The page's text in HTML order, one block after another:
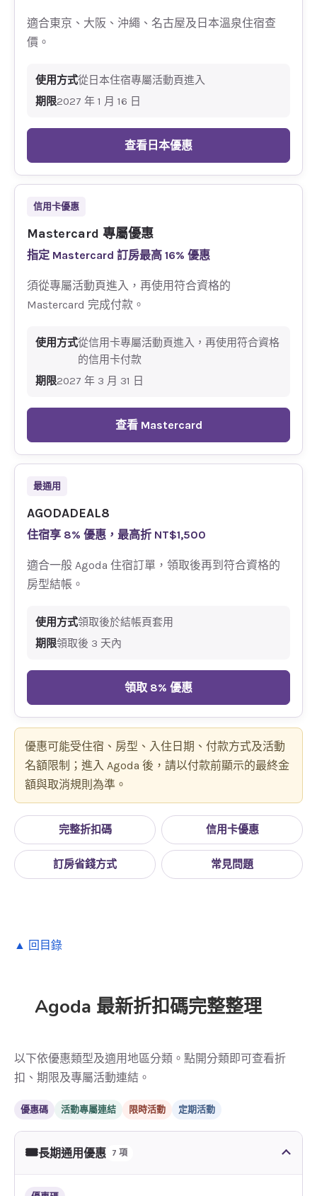
適合東京、大阪、沖繩、名古屋及日本溫泉住宿查
價。
使用方式從日本住宿專屬活動頁進入
期限2027 年 1 月 16 日
查看日本優惠
信用卡優惠
Mastercard 專屬優惠
指定 Mastercard 訂房最高 16% 優惠
須從專屬活動頁進入，再使用符合資格的
Mastercard 完成付款。
使用方式從信用卡專屬活動頁進入，再使用符合資格
的信用卡付款
期限2027 年 3 月 31 日
查看 Mastercard
最通用
AGODADEAL8
住宿享 8% 優惠，最高折 NT$1,500
適合一般 Agoda 住宿訂單，領取後再到符合資格的
房型結帳。
使用方式領取後於結帳頁套用
期限領取後 3 天內
領取 8% 優惠
優惠可能受住宿、房型、入住日期、付款方式及活動
名額限制；進入 Agoda 後，請以付款前顯示的最終金
額與取消規則為準。
完整折扣碼 信用卡優惠
訂房省錢方式 常見問題
▲ 回目錄
Agoda 最新折扣碼完整整理
以下依優惠類型及適用地區分類。點開分類即可查看折
扣、期限及專屬活動連結。
優惠碼 活動專屬連結 限時活動 定期活動
🎟️長期通用優惠 7 項